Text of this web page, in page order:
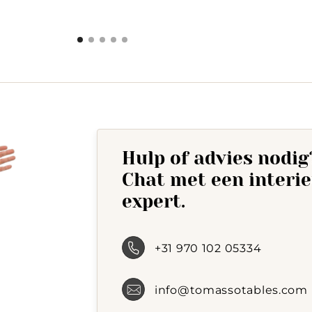
Hulp of advies
Chat met een
expert.
+31 970 102 05334
info@tomassotables.com